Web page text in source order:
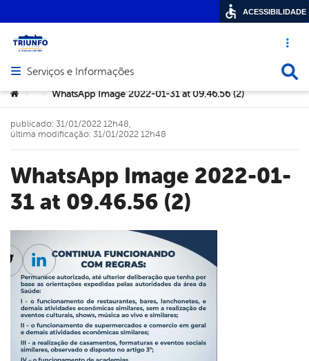
Acesso
Abrir menu principal de navegação
Serviços e Informações
Você está aqui:
> > WhatsApp Image 2022-01-31 at 09.46.56 (2)
WhatsApp Image 2022-01-
31 at 09.46.56 (2)
publicado: 31/01/2022 12h48,
última modificação: 31/01/2022 12h48
Twitter
Linkedin
ACESSIBILIDADE